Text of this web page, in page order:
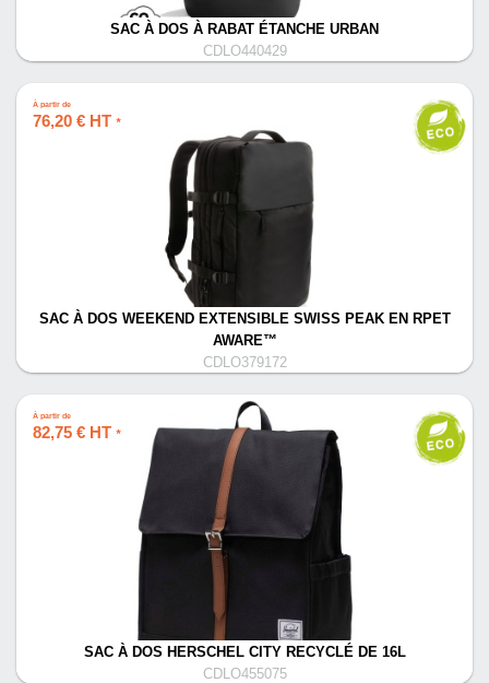
SAC À DOS À RABAT ÉTANCHE URBAN
CDLO440429
À partir de
76,20 € HT *
SAC À DOS WEEKEND EXTENSIBLE SWISS PEAK EN RPET
AWARE™
CDLO379172
À partir de
82,75 € HT *
SAC À DOS HERSCHEL CITY RECYCLÉ DE 16L
CDLO455075